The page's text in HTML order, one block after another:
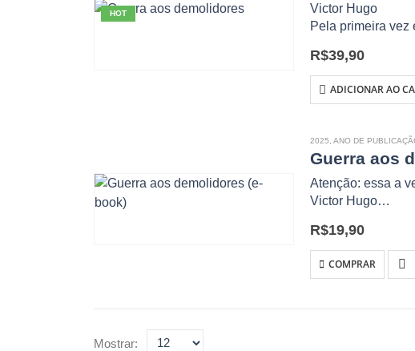
HOT
Victor Hugo
Pela primeira vez
apaixonada do
R$39,90
ADICIONAR AO
2025 ANO DE
Guerra aos
Atenção: essa a
Victor Hugo
o texto de Victor
R$19,90
COMPRAR
Mostrar: